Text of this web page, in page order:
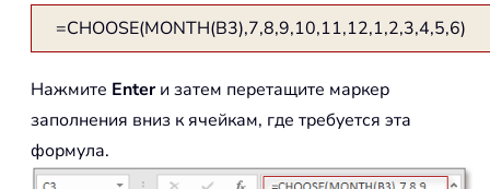
=CHOOSE(MONTH(B3),7,8,9,10,11,12,1,2,3,4,5,6)
Нажмите Enterи затем перетащите маркер
заполнения вниз к ячейкам, где требуется эта
формула.